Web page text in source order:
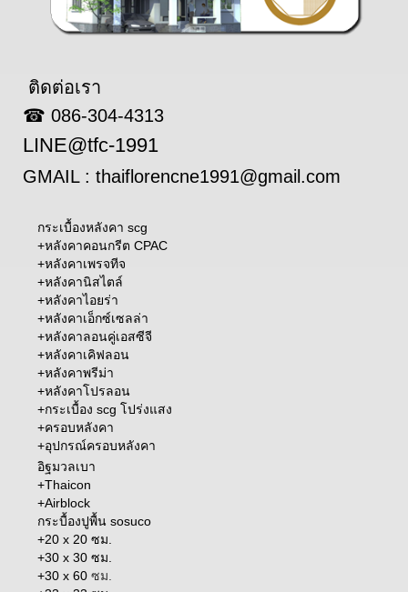
ติดต่อเรา
☎ 086-304-4313
LINE@tfc-1991
GMAIL : thaiflorencne1991@gmail.com
กระเบื้องหลังคา scg
+หลังคาคอนกรีต CPAC
+หลังคาเพรจทีจ
+หลังคานิสไตล์
+หลังคาไอยร่า
+หลังคาเอ็กซ์เซลล่า
+หลังคาลอนคู่เอสซีจี
+หลังคาเคิฟลอน
+หลังคาพรีม่า
+หลังคาโปรลอน
+กระเบื้อง scg โปร่งแสง
+ครอบหลังคา
+อุปกรณ์ครอบหลังคา
อิฐมวลเบา
+Thaicon
+Airblock
กระบื้องปูพื้น sosuco
+20 x 20 ซม.
+30 x 30 ซม.
+30 x 60 ซม.